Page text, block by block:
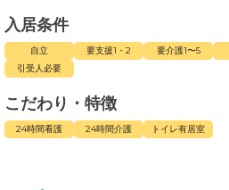
入居条件
自立 要支援1・2 要介護1〜5
引受人必要
こだわり・特徴
24時間看護 24時間介護 トイレ有居室